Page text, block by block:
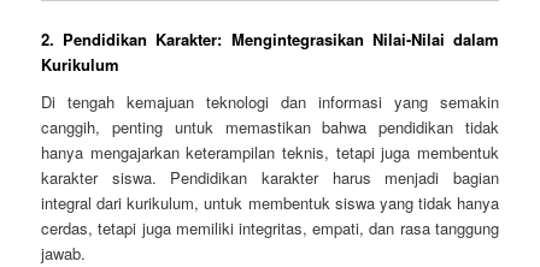
2. Pendidikan Karakter: Mengintegrasikan Nilai-Nilai dalam
Kurikulum
Di tengah kemajuan teknologi dan informasi yang semakin
canggih, penting untuk memastikan bahwa pendidikan tidak
hanya mengajarkan keterampilan teknis, tetapi juga membentuk
karakter siswa. Pendidikan karakter harus menjadi bagian
integral dari kurikulum, untuk membentuk siswa yang tidak hanya
cerdas, tetapi juga memiliki integritas, empati, dan rasa tanggung
jawab.